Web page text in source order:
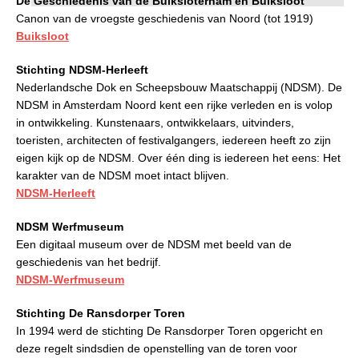
Canon van de vroegste geschiedenis van Noord (tot 1919)
Buiksloot
Stichting NDSM-Herleeft
Nederlandsche Dok en Scheepsbouw Maatschappij (NDSM). De
NDSM in Amsterdam Noord kent een rijke verleden en is volop
in ontwikkeling. Kunstenaars, ontwikkelaars, uitvinders,
toeristen, architecten of festivalgangers, iedereen heeft zo zijn
eigen kijk op de NDSM. Over één ding is iedereen het eens: Het
karakter van de NDSM moet intact blijven.
NDSM-Herleeft
NDSM Werfmuseum
Een digitaal museum over de NDSM met beeld van de
geschiedenis van het bedrijf.
NDSM-Werfmuseum
Stichting De Ransdorper Toren
In 1994 werd de stichting De Ransdorper Toren opgericht en
deze regelt sindsdien de openstelling van de toren voor